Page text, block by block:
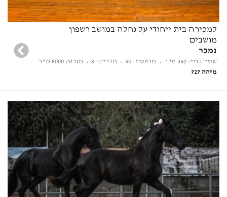
למכירה בית ייחודי על נחלה במושב רשפון
מושבים
נמכר
שטח בנוי: 360 מ"ר • מרפסת: 60 • חדרים: 8
• מגרש: 8000 מ"ר
מזהה 727